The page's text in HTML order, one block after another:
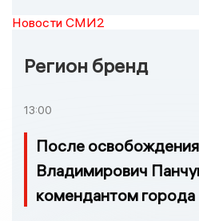
Новости СМИ2
Регион бренд
13:00
После
Владимирович
комендантом города